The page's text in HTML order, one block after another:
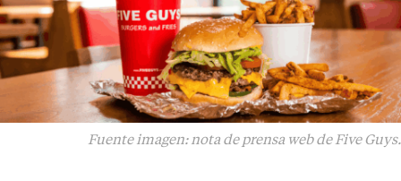
Fuente imagen: nota de prensa web de Five Guys.